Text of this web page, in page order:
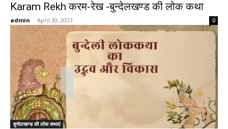
Karam Rekh करम-रेख -बुन्देलखण्ड की लोक कथा
admin - April 30, 2023 0
बुन्देलखण्ड की लोक कथाएं